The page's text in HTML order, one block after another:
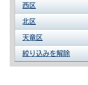
西区
北区
天竜区
絞り込みを解除